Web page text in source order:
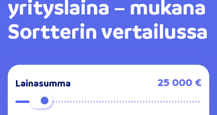
yrityslaina – mukana
Sortterin vertailussa
Lainasumma 25 000 €